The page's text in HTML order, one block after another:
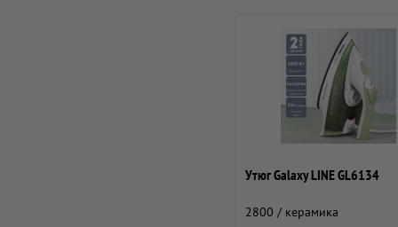
Утюг Galaxy LINE GL6134
2800 / керамика